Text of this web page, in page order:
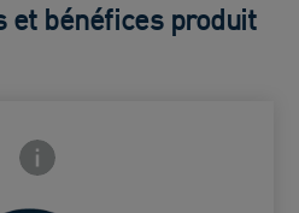
et bénéfices produit
Frontside Info icon